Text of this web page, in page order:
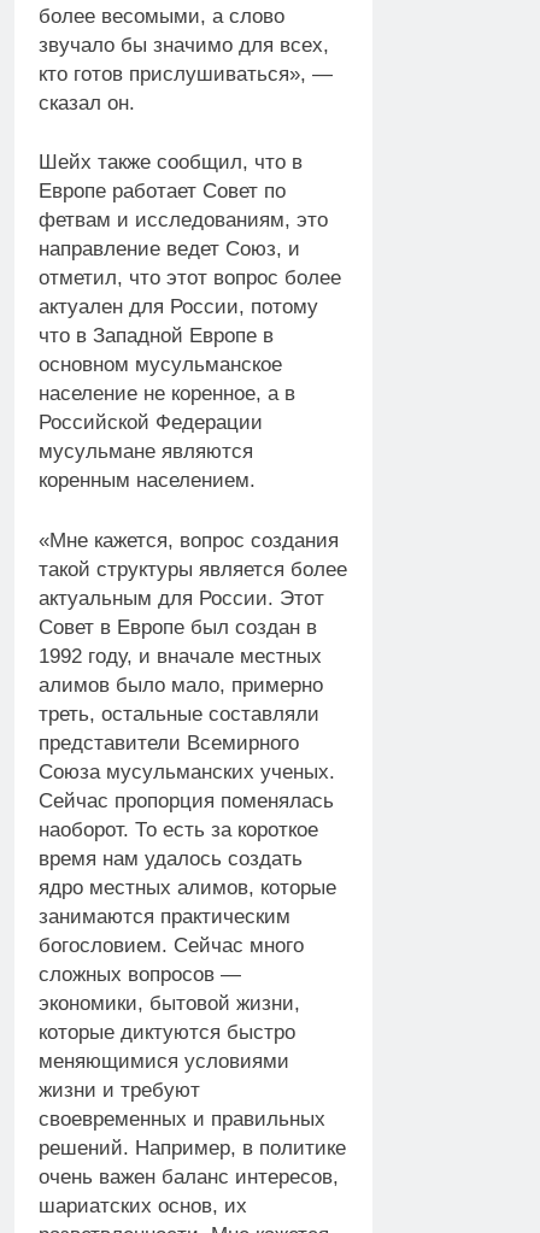
более весомыми, а слово
звучало бы значимо для всех,
кто готов прислушиваться», —
сказал он.
Шейх также сообщил, что в
Европе работает Совет по
фетвам и исследованиям, это
направление ведет Союз, и
отметил, что этот вопрос более
актуален для России, потому
что в Западной Европе в
основном мусульманское
население не коренное, а в
Российской Федерации
мусульмане являются
коренным населением.
«Мне кажется, вопрос создания
такой структуры является более
актуальным для России. Этот
Совет в Европе был создан в
1992 году, и вначале местных
алимов было мало, примерно
треть, остальные составляли
представители Всемирного
Союза мусульманских ученых.
Сейчас пропорция поменялась
наоборот. То есть за короткое
время нам удалось создать
ядро местных алимов, которые
занимаются практическим
богословием. Сейчас много
сложных вопросов —
экономики, бытовой жизни,
которые диктуются быстро
меняющимися условиями
жизни и требуют
своевременных и правильных
решений. Например, в политике
очень важен баланс интересов,
шариатских основ, их